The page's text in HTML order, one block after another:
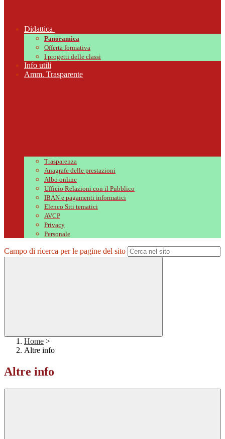
Didattica
Panoramica
Offerta formativa
I progetti delle classi
Info utili
Amm. Trasparente
Trasparenza
Anagrafe delle prestazioni
Albo online
Ufficio Relazioni con il Pubblico
IBAN e pagamenti informatici
Elenco Siti tematici
AVCP
Privacy
Personale
Campo di ricerca per le pagine del sito
Home >
Altre info
Altre info